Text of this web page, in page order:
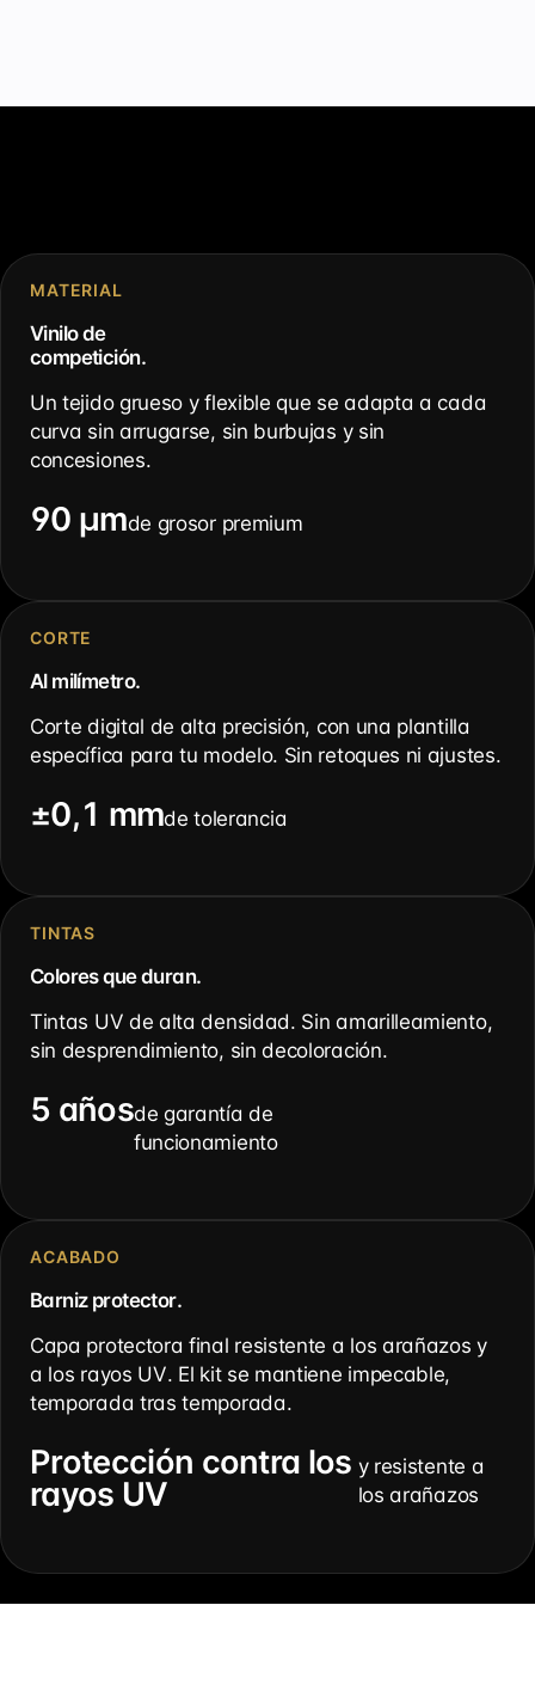
MATERIAL
Vinilo de
competición.
Un tejido grueso y flexible que se adapta a cada
curva sin arrugarse, sin burbujas y sin
concesiones.
90 µmde grosor premium
CORTE
Al milímetro.
Corte digital de alta precisión, con una plantilla
específica para tu modelo. Sin retoques ni ajustes.
±0,1 mmde tolerancia
TINTAS
Colores que duran.
Tintas UV de alta densidad. Sin amarilleamiento,
sin desprendimiento, sin decoloración.
5 añosde garantía de
funcionamiento
ACABADO
Barniz protector.
Capa protectora final resistente a los arañazos y
a los rayos UV. El kit se mantiene impecable,
temporada tras temporada.
Protección contra los
rayos UV
y resistente a
los arañazos